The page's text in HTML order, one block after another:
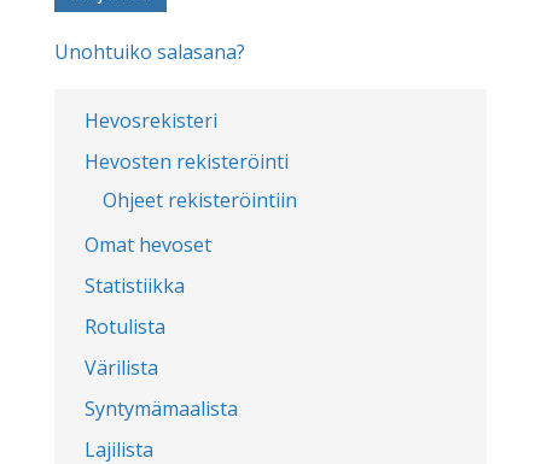
Hevosrekisteri
Hevosten rekisteröinti
Ohjeet rekisteröintiin
Omat hevoset
Statistiikka
Rotulista
Värilista
Syntymämaalista
Lajilista
Unohtuiko salasana?